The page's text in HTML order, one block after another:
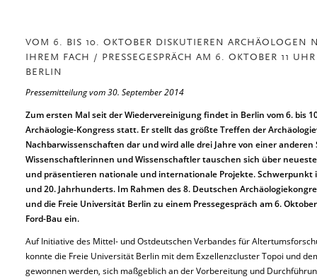
VOM 6. BIS 10. OKTOBER DISKUTIEREN ARCHÄOLOGEN
IHREM FACH / PRESSEGESPRÄCH AM 6. OKTOBER 11
BERLIN
Pressemitteilung vom 30. September 2014
Zum ersten Mal seit der Wiedervereinigung findet in Berlin vom 6. bis
Archäologie-Kongress statt. Er stellt das größte Treffen der
Nachbarwissenschaften dar und wird alle drei Jahre von einer
Wissenschaftlerinnen und Wissenschaftler tauschen sich über
und präsentieren nationale und internationale Projekte. Schwerpunkt
und 20. Jahrhunderts. Im Rahmen des 8. Deutschen
und die Freie Universität Berlin zu einem Pressegespräch am 6.
Ford-Bau ein.
Auf Initiative des Mittel- und Ostdeutschen Verbandes für
konnte die Freie Universität Berlin mit dem Exzellenzcluster Topoi und
gewonnen werden, sich maßgeblich an der Vorbereitung und